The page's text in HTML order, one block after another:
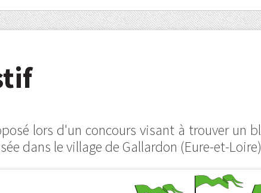
lors d'un concours visant à trouver un
dans le village de Gallardon (Eure-et-